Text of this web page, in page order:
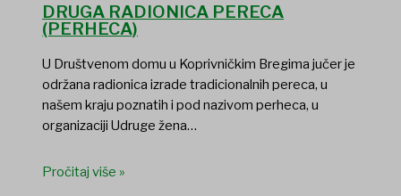
DRUGA RADIONICA PERECA
(PERHECA)
U Društvenom domu u Koprivničkim Bregima jučer je
održana radionica izrade tradicionalnih pereca, u
našem kraju poznatih i pod nazivom perheca, u
organizaciji Udruge žena…
Pročitaj više »